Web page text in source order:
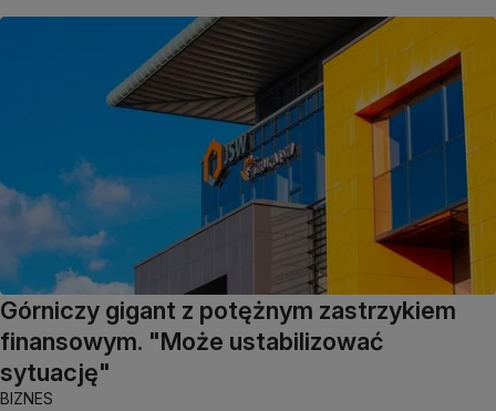
Górniczy gigant z potężnym zastrzykiem
finansowym. "Może ustabilizować
sytuację"
BIZNES